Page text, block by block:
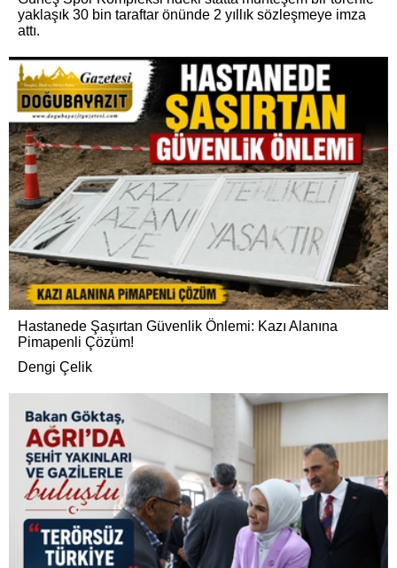
yaklaşık 30 bin taraftar önünde 2 yıllık sözleşmeye imza
attı.
Hastanede Şaşırtan Güvenlik Önlemi: Kazı Alanına
Pimapenli Çözüm!
Dengi Çelik